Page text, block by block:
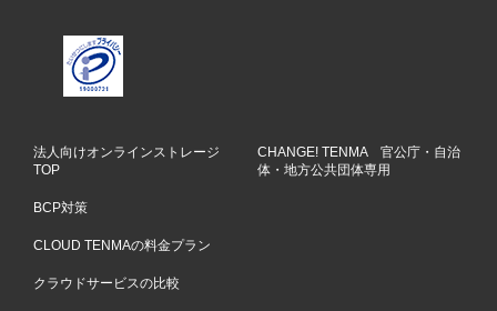
法人向けオンラインストレージ
TOP
BCP対策
CLOUD TENMAの料金プラン
クラウドサービスの比較
CHANGE! TENMA 官公庁・自治
体・地方公共団体専用